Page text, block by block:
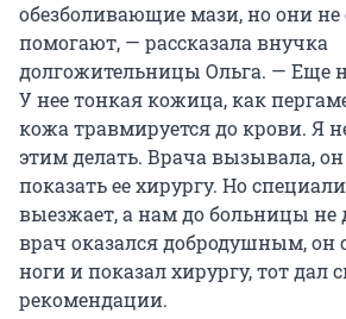
обезболивающие мази, но они
помогают, — рассказала внучка
долгожительницы Ольга. — Еще
У нее тонкая кожица, как
кожа травмируется до крови. Я
этим делать. Врача вызывала,
показать ее хирургу. Но
выезжает, а нам до больницы не
врач оказался добродушным, он
ноги и показал хирургу, тот дал
рекомендации.